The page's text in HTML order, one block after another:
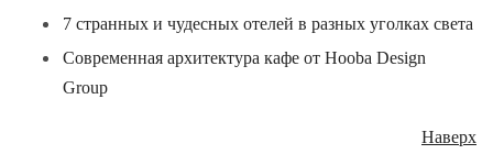
7 странных и чудесных отелей в разных уголках света
Современная архитектура кафе от Hooba Design
Group
Наверх